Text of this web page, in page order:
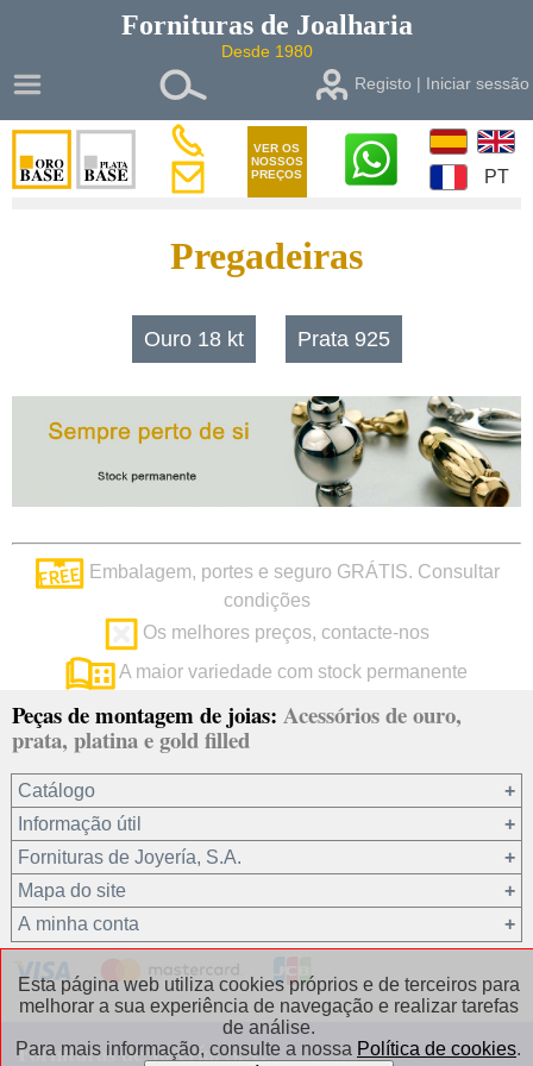
Fornituras de Joalharia
Desde 1980
Registo | Iniciar sessão
VER OS
NOSSOS
PREÇOS
PT
Pregadeiras
Ouro 18 kt Prata 925
Embalagem, portes e seguro GRÁTIS. Consultar
condições
Os melhores preços, contacte-nos
A maior variedade com stock permanente
Peças de montagem de joias: Acessórios de ouro,
prata, platina e gold filled
Catálogo
Ouro 18 kt
Ouro 9 kt
Platina 22.8 kt
Prata 925
Outros materiais
Informação útil
Fornituras de Joyería, S.A.
Quem somos?
condições de venda
Política de cookies
Contacto / Onde estamos
Mapa do site
A minha conta
Recuperar password
Fornituras de Joyería, S.A.
Esta página web utiliza cookies próprios e de terceiros para
melhorar a sua experiência de navegação e realizar tarefas
de análise.
Para mais informação, consulte a nossa Política de cookies.